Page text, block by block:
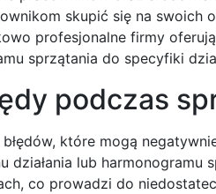
skupić się na swoich
profesjonalne firmy
sprzątania do specyfiki
podczas
które mogą
lub harmonogramu
co prowadzi do